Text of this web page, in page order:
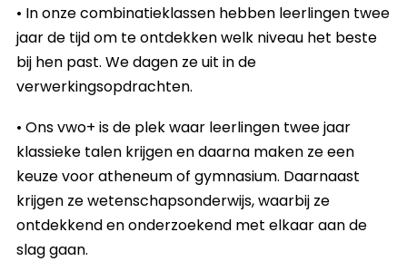
• In onze combinatieklassen hebben leerlingen twee
jaar de tijd om te ontdekken welk niveau het beste
bij hen past. We dagen ze uit in de
verwerkingsopdrachten.
• Ons vwo+ is de plek waar leerlingen twee jaar
klassieke talen krijgen en daarna maken ze een
keuze voor atheneum of gymnasium. Daarnaast
krijgen ze wetenschapsonderwijs, waarbij ze
ontdekkend en onderzoekend met elkaar aan de
slag gaan.